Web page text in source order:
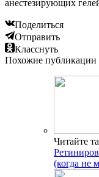
анестезирующих
Поделиться
Отправить
Класснуть
Похожие публикации
Читайте
(когда не